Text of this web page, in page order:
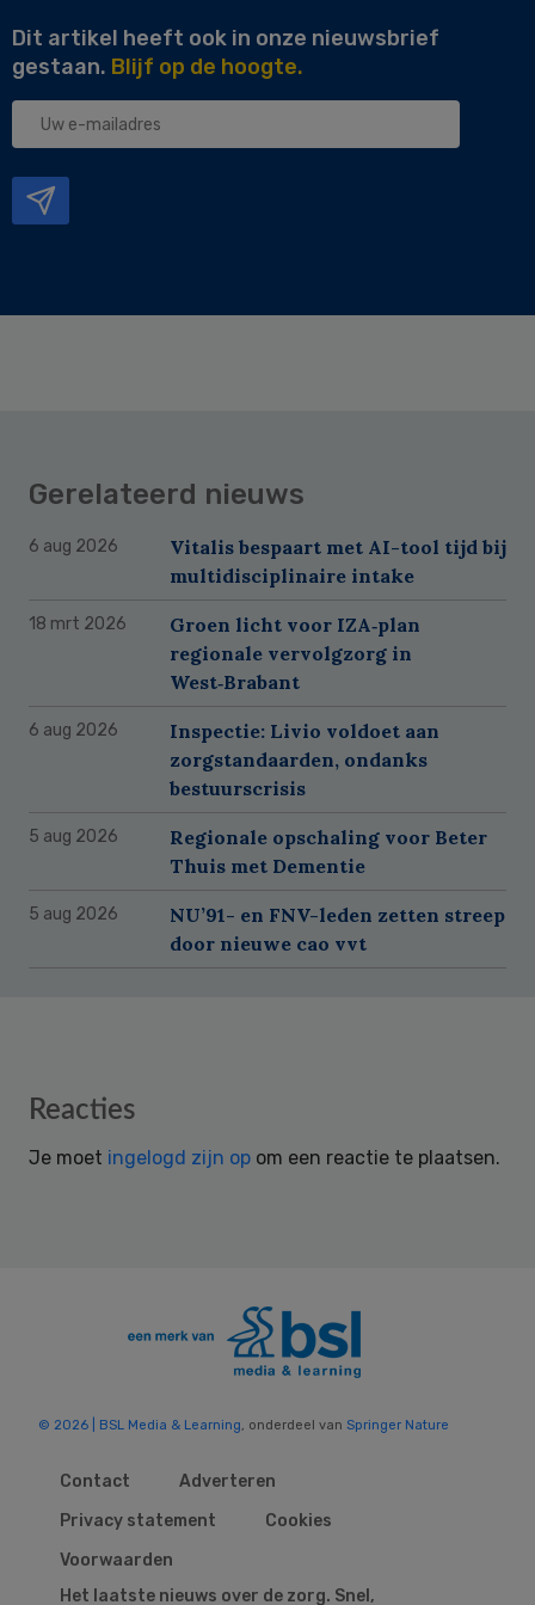
Dit artikel heeft ook in onze nieuwsbrief
gestaan. Blijf op de hoogte.
Uw
Gerelateerd nieuws
6 aug 2026
Vitalis bespaart met AI-tool tijd bij
multidisciplinaire intake
18 mrt 2026
Groen licht voor IZA‑plan
regionale vervolgzorg in
West‑Brabant
6 aug 2026
Inspectie: Livio voldoet aan
zorgstandaarden, ondanks
bestuurscrisis
5 aug 2026
Regionale opschaling voor Beter
Thuis met Dementie
5 aug 2026
NU’91- en FNV-leden zetten streep
door nieuwe cao vvt
Reader
Reacties
Je moet ingelogd zijn op om een reactie te plaatsen.
© 2026 | BSL Media & Learning, onderdeel van Springer Nature
Contact
Adverteren
Privacy statement
Cookies
Voorwaarden
Het laatste nieuws over de zorg. Snel,